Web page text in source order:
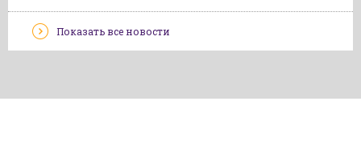
Показать все новости